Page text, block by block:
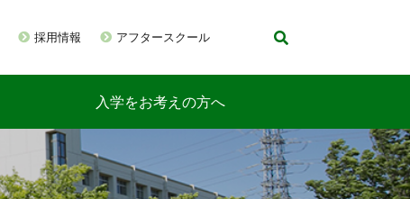
採用情報 アフタースクール
入学をお考えの方へ